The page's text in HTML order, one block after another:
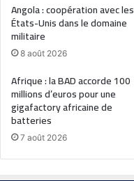
Angola : coopération avec les
États-Unis dans le domaine
militaire
8 août 2026
Afrique : la BAD accorde 100
millions d’euros pour une
gigafactory africaine de
batteries
7 août 2026